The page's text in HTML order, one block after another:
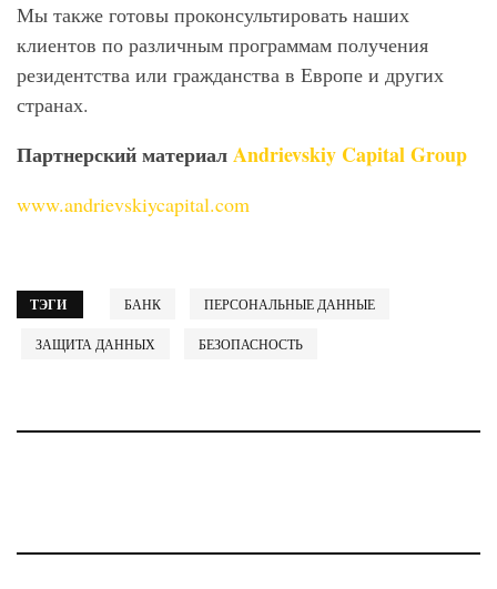
Мы также готовы проконсультировать наших
клиентов по различным программам получения
резидентства или гражданства в Европе и других
странах.
Партнерский материалAndrievskiy Capital Group
www.andrievskiycapital.com
ТЭГИ БАНК ПЕРСОНАЛЬНЫЕ ДАННЫЕ
ЗАЩИТА ДАННЫХ БЕЗОПАСНОСТЬ